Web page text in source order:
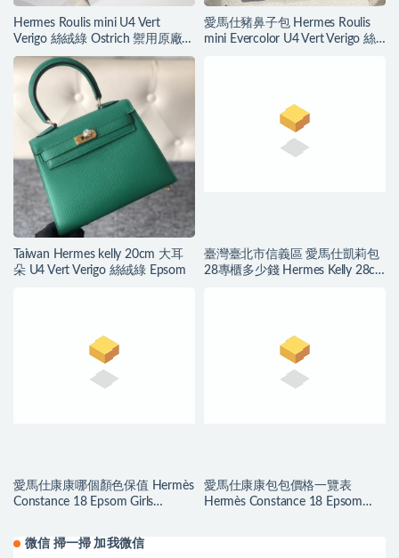
Hermes Roulis mini U4 Vert
Verigo 絲絨綠 Ostrich 禦用原廠
KK南非鴕鳥皮
愛馬仕豬鼻子包 Hermes Roulis
mini Evercolor U4 Vert Verigo 絲
Taiwan Hermes kelly 20cm 大耳
朵 U4 Vert Verigo 絲絨綠 Epsom
臺灣臺北市信義區 愛馬仕凱莉包
28專櫃多少錢 Hermes Kelly 28cm
愛馬仕康康哪個顏色保值 Hermès
Constance 18 Epsom Girls
愛馬仕康康包包價格一覽表
Hermès Constance 18 Epsom
微信 掃一掃 加我微信